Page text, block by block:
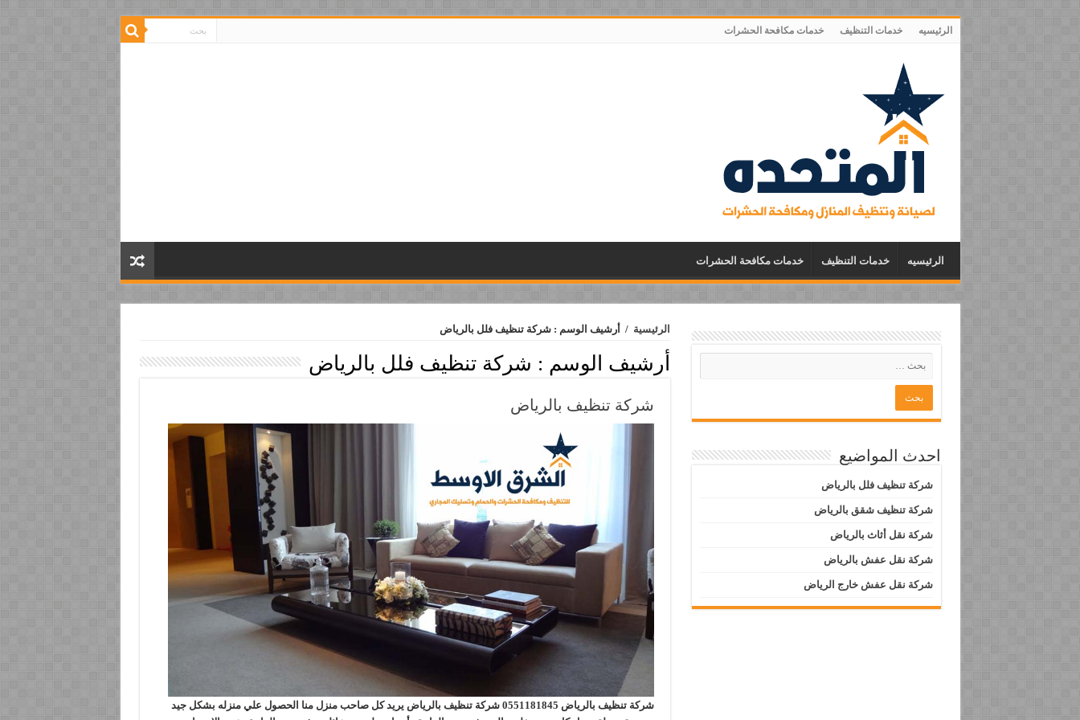
الرئيسيه خدمات التنظيف خدمات مكافحة الحشرات
الرئيسيه خدمات التنظيف خدمات مكافحة الحشرات
الرئيسية / أرشيف الوسم : شركة تنظيف فلل بالرياض
أرشيف الوسم : شركة تنظيف فلل بالرياض
شركة تنظيف بالرياض
شركة تنظيف بالرياض 0551181845 شركة تنظيف بالرياض يريد كل صاحب منزل منا الحصول علي منزله بشكل جيد
احدث المواضيع
شركة تنظيف فلل بالرياض
شركة تنظيف شقق بالرياض
شركة نقل أثاث بالرياض
شركة نقل عفش بالرياض
شركة نقل عفش خارج الرياض